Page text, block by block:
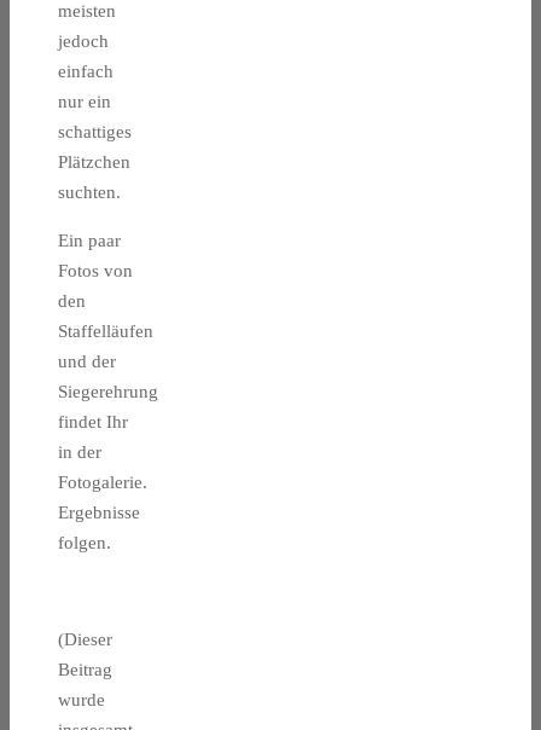
meisten
jedoch
einfach
nur ein
schattiges
Plätzchen
suchten.
Ein paar
Fotos von
den
Staffelläufen
und der
Siegerehrung
findet Ihr
in der
Fotogalerie.
Ergebnisse
folgen.
(Dieser
Beitrag
wurde